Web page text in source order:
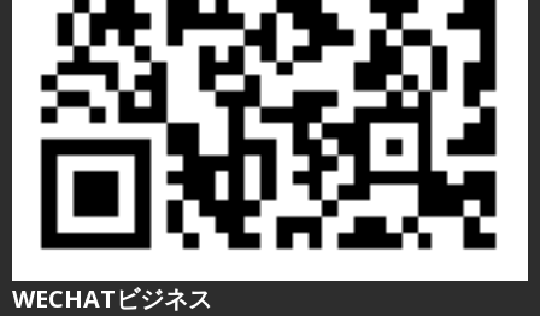
WECHATビジネス